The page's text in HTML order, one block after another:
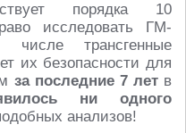
порядка 10
исследовать ГМ-
числе трансгенные
их безопасности для
за последние 7 летв
ни одного
анализов!